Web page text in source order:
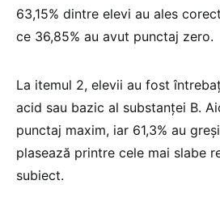
63,15% dintre elevi au ales
ce 36,85% au avut punctaj zero.
La itemul 2, elevii au fost
acid sau bazic al substanței B.
punctaj maxim, iar 61,3% au
plasează printre cele mai slabe
subiect.